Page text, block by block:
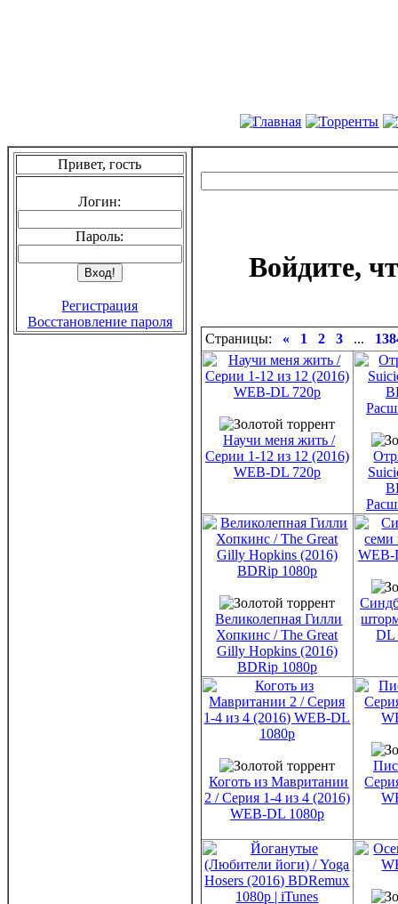
Привет, гость
Логин:
Пароль:
Регистрация
Восстановление пароля
Войдите,
Страницы: « 1 2 3 ...
Научи меня жить /
Серии 1-12 из 12 (2016)
WEB-DL 720p
Великолепная Гилли
Хопкинс / The Great
Gilly Hopkins (2016)
BDRip 1080p
DL
Коготь из Мавритании
2 / Серия 1-4 из 4 (2016)
WEB-DL 1080p